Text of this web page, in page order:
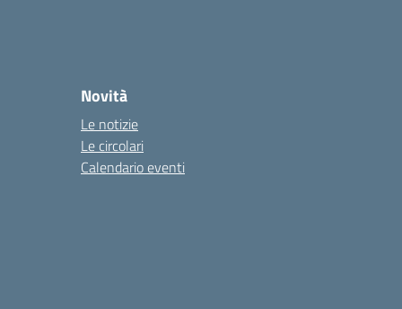
Novità
Le notizie
Le circolari
Calendario eventi